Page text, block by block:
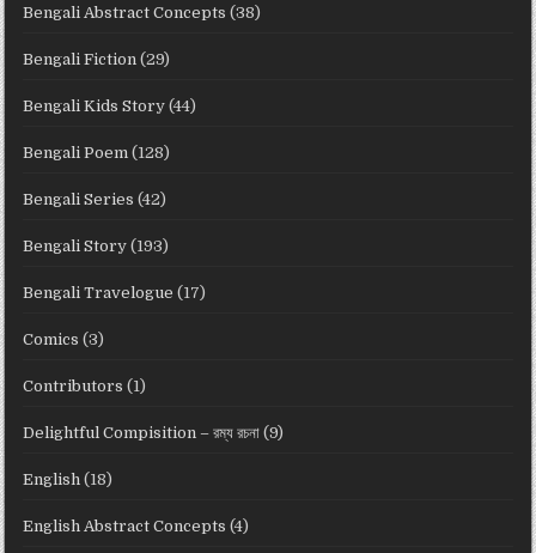
Bengali Abstract Concepts (38)
Bengali Fiction (29)
Bengali Kids Story (44)
Bengali Poem (128)
Bengali Series (42)
Bengali Story (193)
Bengali Travelogue (17)
Comics (3)
Contributors (1)
Delightful Compisition – রম্য রচনা (9)
English (18)
English Abstract Concepts (4)